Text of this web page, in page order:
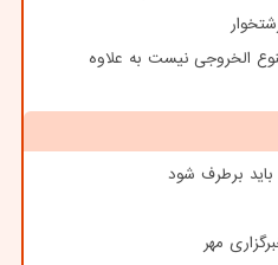
الخروجی نیست به علاوه
برطرف شود
مهر